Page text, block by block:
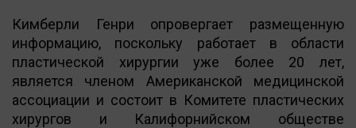
Кимберли Генри опровергает размещенную
информацию, поскольку работает в области
пластической хирургии уже более 20 лет,
является членом Американской медицинской
ассоциации и состоит в Комитете пластических
хирургов и Калифорнийском обществе